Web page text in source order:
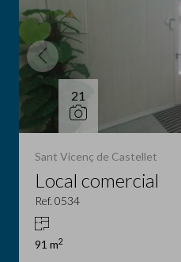
21
Sant Vicenç de Castellet
Local comercial
Ref. 0534
91 m2